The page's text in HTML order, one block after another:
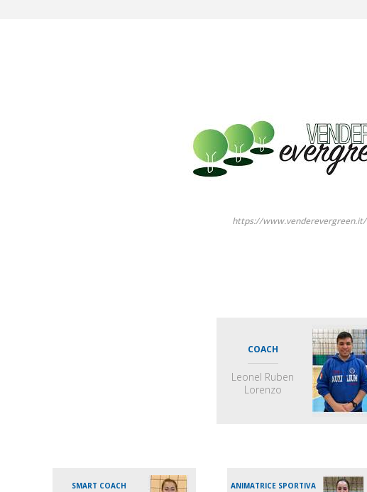
https://www.venderevergreen.it/
COACH
Leonel Ruben
Lorenzo
SMART COACH ANIMATRICE SPORTIVA